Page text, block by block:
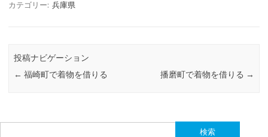
カテゴリー: 兵庫県
投稿ナビゲーション
← 福崎町で着物を借りる 播磨町で着物を借りる →